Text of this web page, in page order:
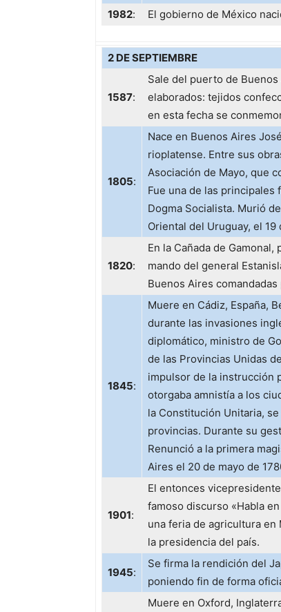
1982: El gobierno de México
2 DE SEPTIEMBRE
1587:
Sale del puerto de
elaborados: tejidos
en esta fecha se
1805:
Nace en Buenos Aires
rioplatense. Entre sus
Asociación de Mayo, que
Fue una de las principales
Dogma Socialista. Murió
Oriental del Uruguay, el 19
1820:
En la Cañada de
mando del general
Buenos Aires
1845:
Muere en Cádiz, España,
durante las invasiones
diplomático, ministro de
de las Provincias Unidas
impulsor de la instrucción
otorgaba amnistía a los
la Constitución Unitaria,
provincias. Durante su
Renunció a la primera
Aires el 20 de mayo de
1901:
El entonces
famoso discurso «Habla
una feria de agricultura en
la presidencia del país.
1945:
Se firma la rendición del
poniendo fin de forma
Muere en Oxford,